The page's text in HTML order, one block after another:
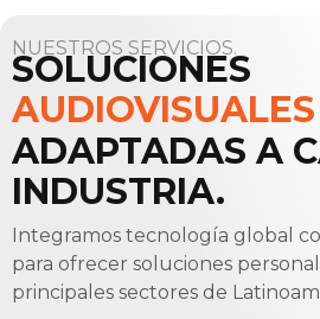
NUESTROS SERVICIOS.
SOLUCIONES
AUDIOVISUALES
ADAPTADAS A
INDUSTRIA.
Integramos tecnología global
para ofrecer soluciones
principales sectores de